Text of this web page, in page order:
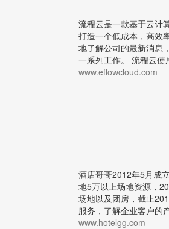
流程云是一款基于云计
打造一个低成本，高效
地了解公司的最新消息
一系列工作。 流程云
www.eflowcloud.com
酒店哥哥2012年5月成
地5万以上场地资源，
场地以及团房，截止
服务，了解企业客户的
www.hotelgg.com